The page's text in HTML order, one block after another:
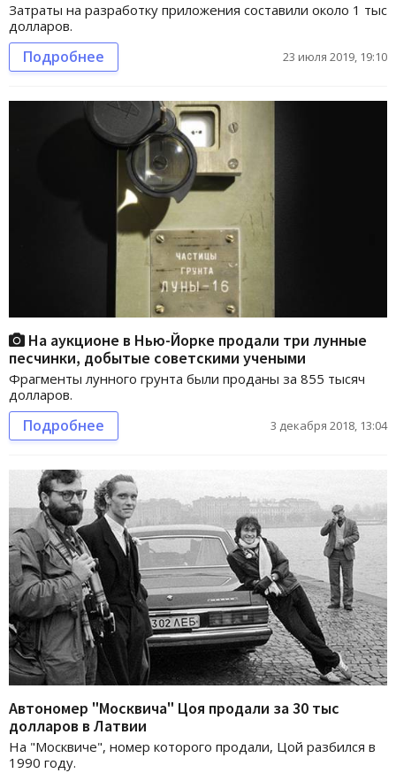
Затраты на разработку приложения составили около 1 тыс
долларов.
Подробнее 23 июля 2019, 19:10
На аукционе в Нью-Йорке продали три лунные
песчинки, добытые советскими учеными
Фрагменты лунного грунта были проданы за 855 тысяч
долларов.
Подробнее 3 декабря 2018, 13:04
Автономер "Москвича" Цоя продали за 30 тыс
долларов в Латвии
На "Москвиче", номер которого продали, Цой разбился в
1990 году.